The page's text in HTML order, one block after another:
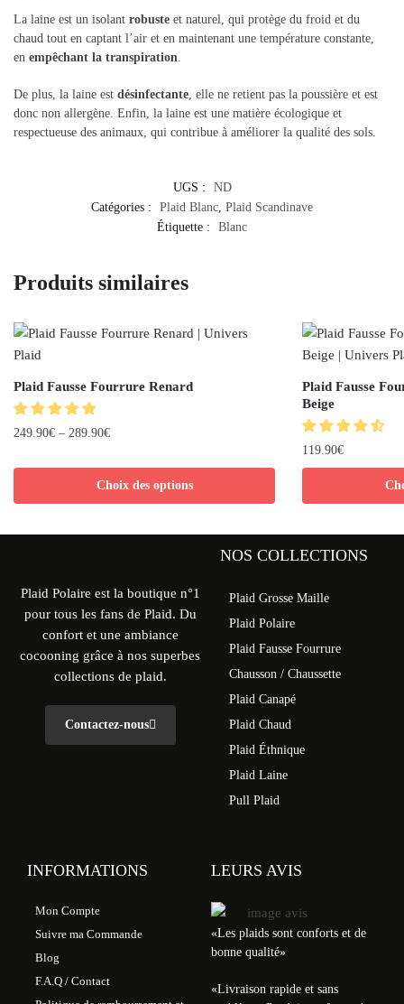
La laine est un isolant robuste et naturel, qui protège du froid et du
chaud tout en captant l’air et en maintenant une température constante,
en empêchant la transpiration
De plus, la laine est désinfectante , elle ne retient pas la poussière et est
donc non allergène. Enfin, la laine est une matière écologique et
respectueuse des animaux, qui contribue à améliorer la qualité des sols.
UGS :
ND
Catégories :
Plaid Blanc Plaid Scandinave
Étiquette :
Blanc
Produits similaires
Plaid Fausse Fourrure Renard
249.90€ – 289.90€
Choix des options
Plaid Fausse
Beige
119.90€
Plaid Polaire est la boutique n°1
pour tous les fans de Plaid. Du
confort et une ambiance
cocooning grâce à nos superbes
collections de plaid.
Contactez-nous
NOS COLLECTIONS
Plaid Grosse Maille
Plaid Polaire
Plaid Fausse Fourrure
Chausson / Chaussette
Plaid Canapé
Plaid Chaud
Plaid Éthnique
Plaid Laine
Pull Plaid
INFORMATIONS
Mon Compte
Suivre ma Commande
Blog
F.A.Q / Contact
LEURS AVIS
«Les plaids sont conforts et de
bonne qualité»
«Livraison rapide et sans